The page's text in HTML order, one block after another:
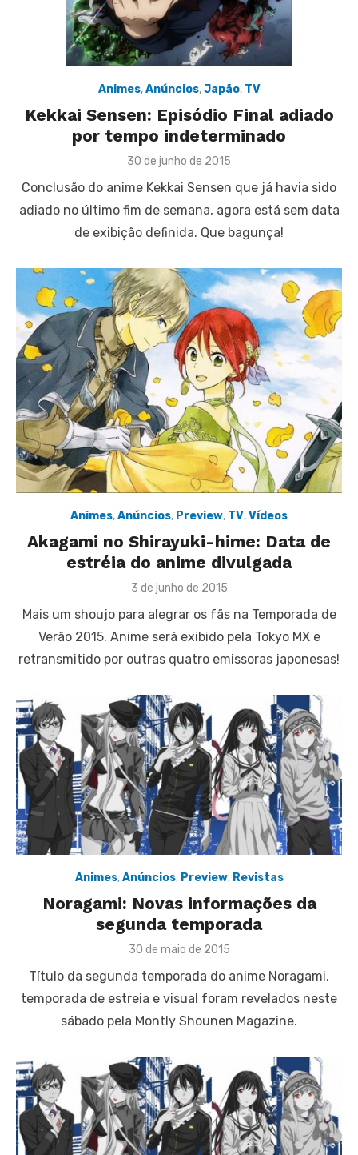
Animes,Anúncios,Japão, TV
Kekkai Sensen: Episódio Final adiado
por tempo indeterminado
Posted
30 de junho de 2015
Conclusão do anime Kekkai Sensen que já havia sido
adiado no último fim de semana, agora está sem data
de exibição definida. Que bagunça!
Animes,Anúncios, Preview, TV,Vídeos
Akagami no Shirayuki-hime: Data de
estréia do anime divulgada
Posted
3 de junho de 2015
Mais um shoujo para alegrar os fãs na Temporada de
Verão 2015. Anime será exibido pela Tokyo MX e
retransmitido por outras quatro emissoras japonesas!
Animes,Anúncios, Preview, Revistas
Noragami: Novas informações da
segunda temporada
Posted
30 de maio de 2015
Título da segunda temporada do anime Noragami,
temporada de estreia e visual foram revelados neste
sábado pela Montly Shounen Magazine.